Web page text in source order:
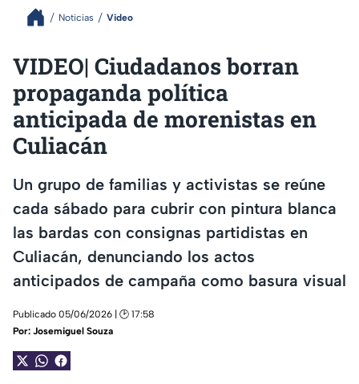
Noticias Video
VIDEO| Ciudadanos borran
propaganda política
anticipada de morenistas en
Culiacán
Un grupo de familias y activistas se reúne
cada sábado para cubrir con pintura blanca
las bardas con consignas partidistas en
Culiacán, denunciando los actos
anticipados de campaña como basura visual
Publicado 05/06/2026 | 🕑 17:58
Por: Josemiguel Souza